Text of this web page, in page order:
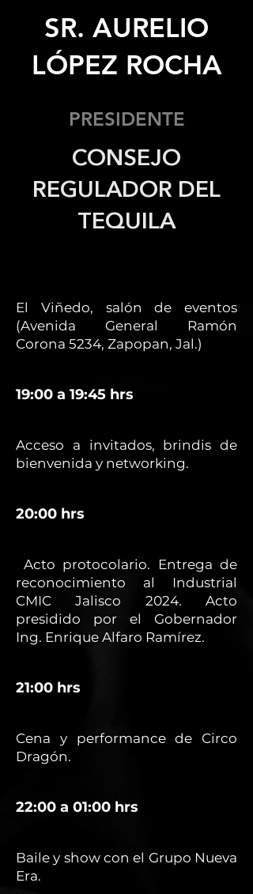
SR. AURELIO
LÓPEZ ROCHA
PRESIDENTE
CONSEJO
REGULADOR DEL
TEQUILA
El Viñedo, salón de eventos
(Avenida General Ramón
Corona 5234, Zapopan, Jal.)
19:00 a 19:45 hrs
Acceso a invitados, brindis de
bienvenida y networking.
20:00 hrs
Acto protocolario. Entrega de
reconocimiento al Industrial
CMIC Jalisco 2024. Acto
presidido por el Gobernador
Ing. Enrique Alfaro Ramírez.
21:00 hrs
Cena y performance de Circo
Dragón.
22:00 a 01:00 hrs
Baile y show con el Grupo Nueva
Era.